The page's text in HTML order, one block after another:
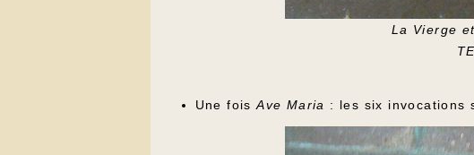
La Vierge
Une foisAve Maria : les six invocations